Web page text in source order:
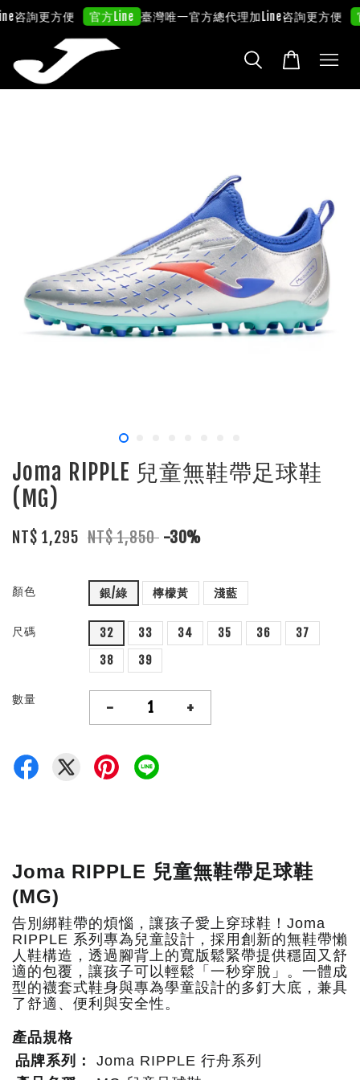
咨詢更方便 官方Line 臺灣唯一官方總代理加Line咨詢更方便
Joma RIPPLE 兒童無鞋帶足球鞋
(MG)
NT$ 1,295 NT$ 1,850 -30%
顏色 銀/綠 檸檬黃 淺藍
尺碼 32 33 34 35 36
37
38
39
數量 - +
Joma RIPPLE 兒童無鞋帶足球鞋
(MG)
告別綁鞋帶的煩惱，讓孩子愛上穿球鞋！Joma
RIPPLE 系列專為兒童設計，採用創新的無鞋帶懶
人鞋構造，透過腳背上的寬版鬆緊帶提供穩固又舒
適的包覆，讓孩子可以輕鬆「一秒穿脫」。一體成
型的襪套式鞋身與專為學童設計的多釘大底，兼具
了舒適、便利與安全性。
產品規格
品牌系列：
Joma RIPPLE 行舟系列